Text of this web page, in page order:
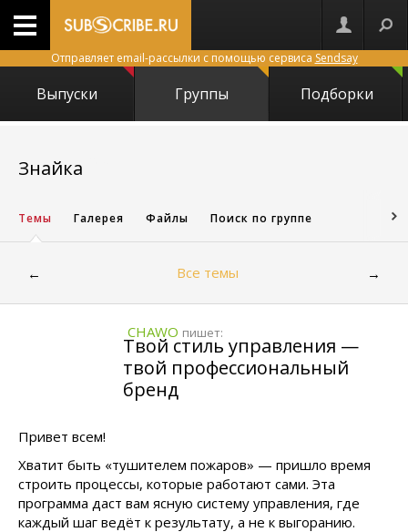
Отправляет email-рассылки с помощью сервиса Sendsay
Выпуски Группы Подборки
Знайка
Темы Галерея Файлы Поиск по группе
← Все темы →
CHAWO пишет:
Твой стиль управления —
твой профессиональный
бренд
Привет всем!
Хватит быть «тушителем пожаров» — пришло время
строить процессы, которые работают сами. Эта
программа даст вам ясную систему управления, где
каждый шаг ведёт к результату, а не к выгоранию.